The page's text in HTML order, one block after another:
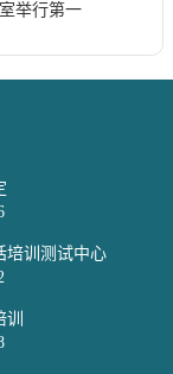
举行第一
培训测试中心